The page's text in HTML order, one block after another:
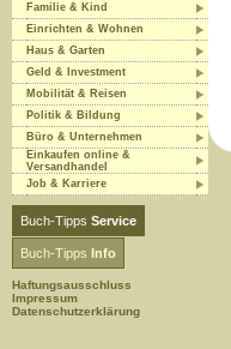
Familie & Kind
Einrichten & Wohnen
Haus & Garten
Geld & Investment
Mobilität & Reisen
Politik & Bildung
Büro & Unternehmen
Einkaufen online &
Versandhandel
Job & Karriere
Buch-Tipps Service
Buch-Tipps Info
Haftungsausschluss
Impressum
Datenschutzerklärung